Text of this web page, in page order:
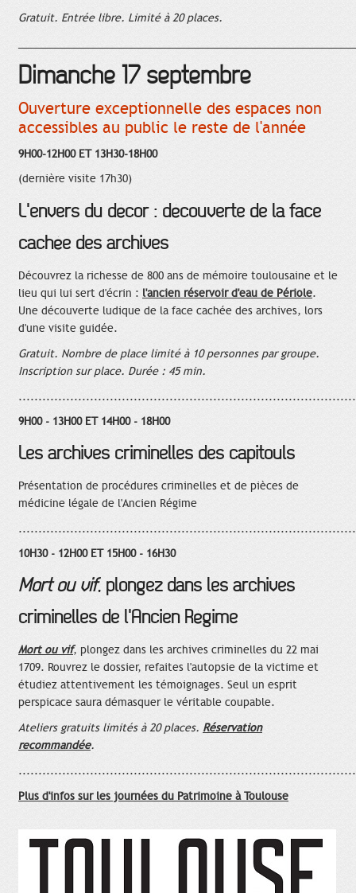
Gratuit. Entrée libre. Limité à 20 places.
Dimanche 17 septembre
Ouverture exceptionnelle des espaces non
accessibles au public le reste de l'année
9H00-12H00 ET 13H30-18H00
(dernière visite 17h30)
L'envers du décor : découverte de la face
cachée des archives
Découvrez la richesse de 800 ans de mémoire toulousaine et le
lieu qui lui sert d'écrin : l'ancien réservoir d'eau de Périole.
Une découverte ludique de la face cachée des archives, lors
d'une visite guidée.
Gratuit. Nombre de place limité à 10 personnes par groupe.
Inscription sur place. Durée : 45 min.
9H00 - 13H00 ET 14H00 - 18H00
Les archives criminelles des capitouls
Présentation de procédures criminelles et de pièces de
médicine légale de l'Ancien Régime
10H30 - 12H00 ET 15H00 - 16H30
Mort ou vif, plongez dans les archives
criminelles de l'Ancien Régime
Mort ou vif, plongez dans les archives criminelles du 22 mai
1709. Rouvrez le dossier, refaites l'autopsie de la victime et
étudiez attentivement les témoignages. Seul un esprit
perspicace saura démasquer le véritable coupable.
Ateliers gratuits limités à 20 places. Réservation
recommandée.
Plus d'infos sur les journées du Patrimoine à Toulouse